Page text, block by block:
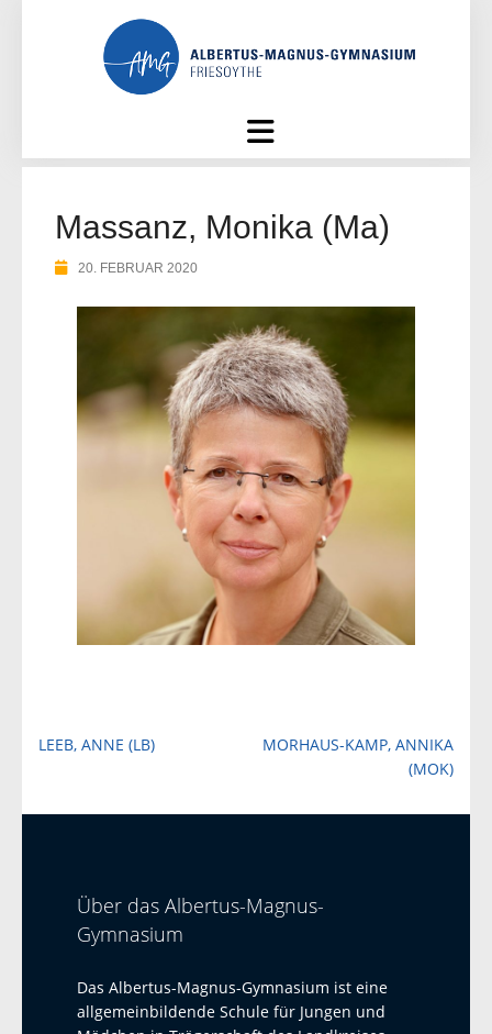
Massanz, Monika (Ma)
20. FEBRUAR 2020
Beitragsnavigation
LEEB, ANNE (LB)
MORHAUS-KAMP, ANNIKA
(MOK)
Über das Albertus-Magnus-
Gymnasium
Das Albertus-Magnus-Gymnasium ist eine
allgemeinbildende Schule für Jungen und